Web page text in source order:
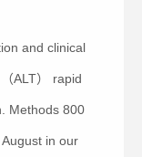
and clinical
ALT） rapid
Methods 800
in our